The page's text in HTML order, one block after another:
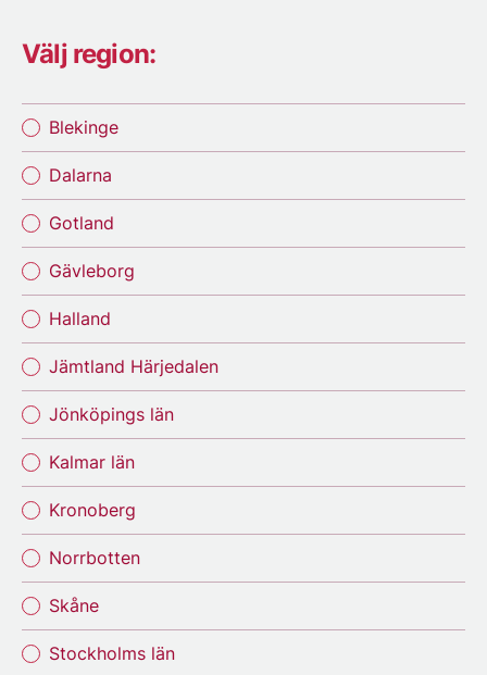
Välj region:
Blekinge
Dalarna
Gotland
Gävleborg
Halland
Jämtland Härjedalen
Jönköpings län
Kalmar län
Kronoberg
Norrbotten
Skåne
Stockholms län